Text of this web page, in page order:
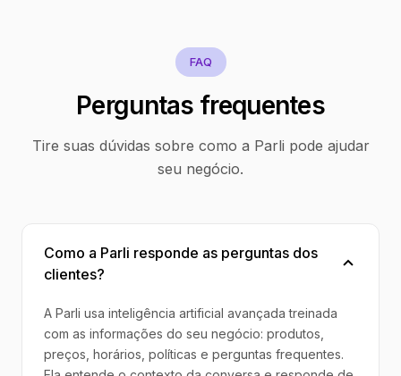
FAQ
Perguntas frequentes
Tire suas dúvidas sobre como a Parli pode ajudar
seu negócio.
Como a Parli responde as perguntas dos
clientes?
A Parli usa inteligência artificial avançada treinada
com as informações do seu negócio: produtos,
preços, horários, políticas e perguntas frequentes.